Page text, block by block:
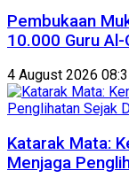
Pembukaan
10.000 Guru Al-
4 August 2026
Katarak Mata:
Menjaga